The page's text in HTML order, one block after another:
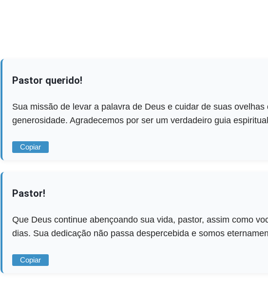
Pastor querido!
Sua missão de levar a palavra de Deus e cuidar de suas
generosidade. Agradecemos por ser um verdadeiro guia
Copiar
Pastor!
Que Deus continue abençoando sua vida, pastor, assim como
dias. Sua dedicação não passa despercebida e somos
Copiar